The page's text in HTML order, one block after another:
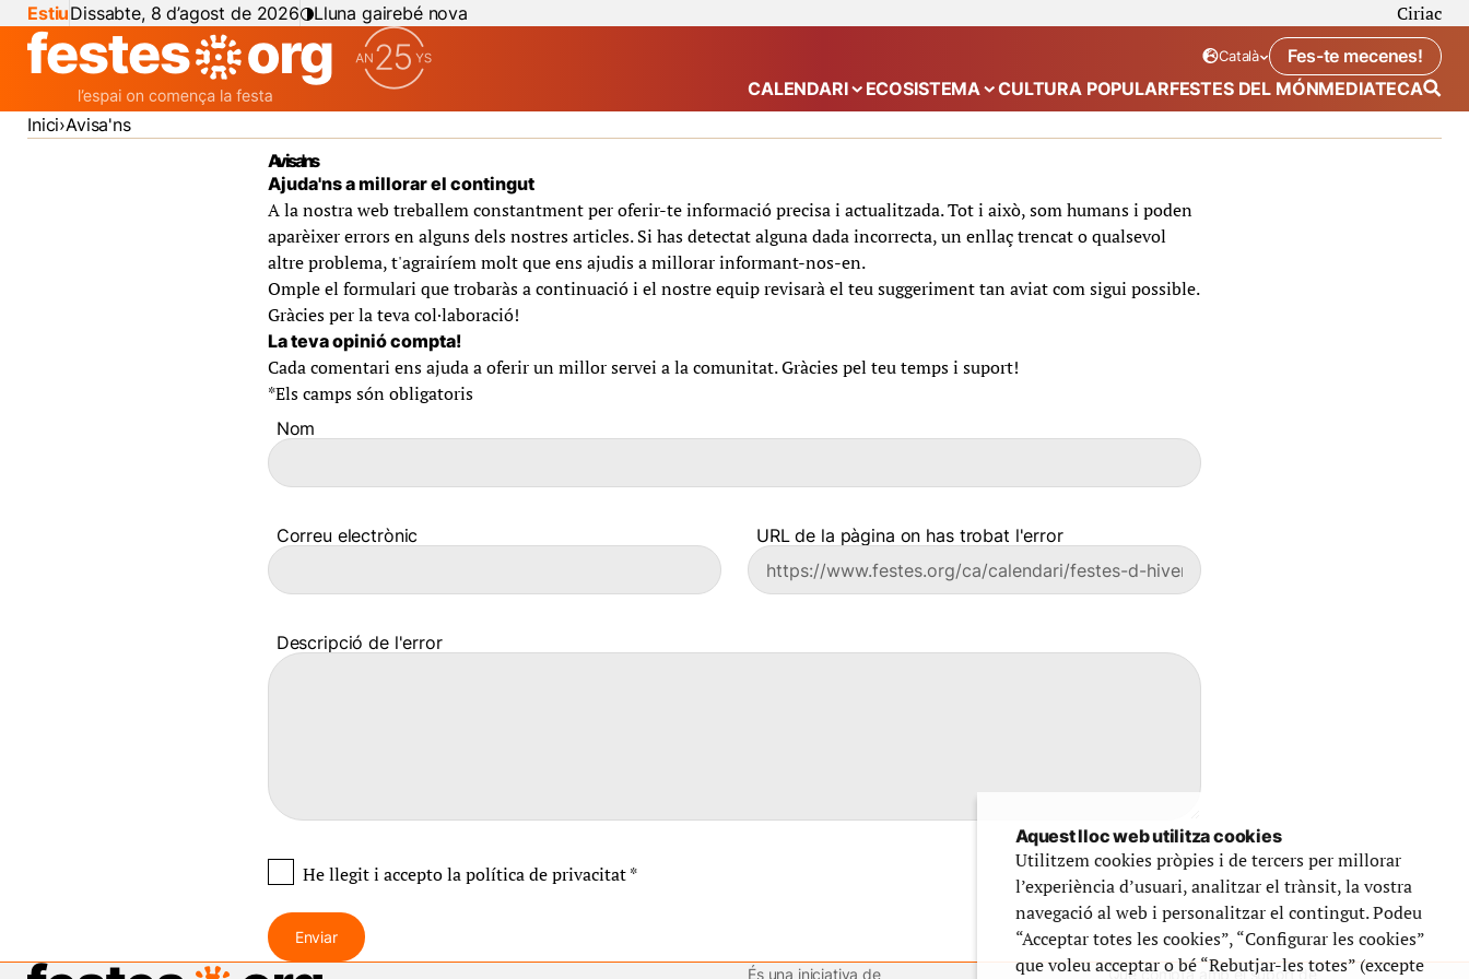
EstiuDissabte, 8 d’agost de 2026 Lluna gairebé nova Ciriac
Idioma seleccionat:
Català
. Canviar idiomaFes-te mecenes!
CALENDARI Mostra el submenú de “Calendari”
ECOSISTEMA Mostra el submenú de “Ecosistema”
CULTURA POPULARFESTES DEL MÓNMEDIATECA
Inici Avisa'ns
Avisa'ns
Ajuda'ns a millorar el contingut
A la nostra web treballem constantment per oferir-te informació precisa i actualitzada. Tot i això, som humans i poden
aparèixer errors en alguns dels nostres articles. Si has detectat alguna dada incorrecta, un enllaç trencat o qualsevol
altre problema, t'agrairíem molt que ens ajudis a millorar informant-nos-en.
Omple el formulari que trobaràs a continuació i el nostre equip revisarà el teu suggeriment tan aviat com sigui possible.
Gràcies per la teva col·laboració!
La teva opinió compta!
Cada comentari ens ajuda a oferir un millor servei a la comunitat. Gràcies pel teu temps i suport!
*Els camps són obligatoris
Nom
Correu electrònic URL de la pàgina on has trobat l'error
Descripció de l'error
He llegit i acceptola política de privacitat*
Enviar
És una iniciativa de
Que compta amb el suport de
Aquest lloc web utilitza cookies
Utilitzem cookies pròpies i de tercers per millorar
l’experiència d’usuari, analitzar el trànsit, la vostra
navegació al web i personalitzar el contingut. Podeu
“Acceptar totes les cookies”, “Configurar les cookies”
que voleu acceptar o bé “Rebutjar-les totes” (excepte